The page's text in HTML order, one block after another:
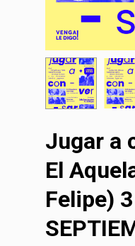
Jugar a
El
Felipe) 3